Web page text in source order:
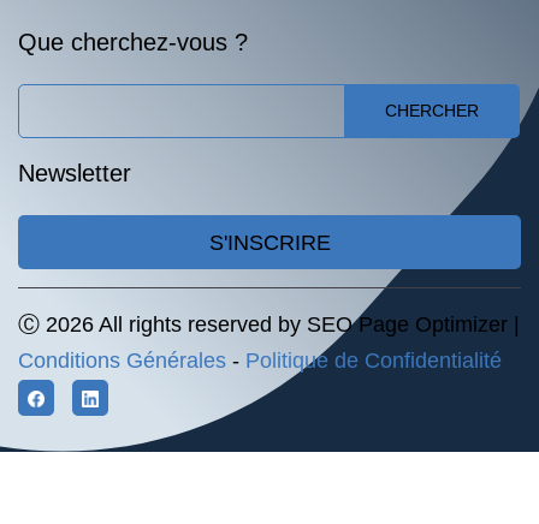
Que cherchez-vous ?
CHERCHER
Newsletter
S'INSCRIRE
Ⓒ 2026 All rights reserved by SEO Page Optimizer |
Conditions Générales - Politique de Confidentialité